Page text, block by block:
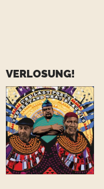
VERLOSUNG!